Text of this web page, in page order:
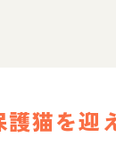
護猫を迎